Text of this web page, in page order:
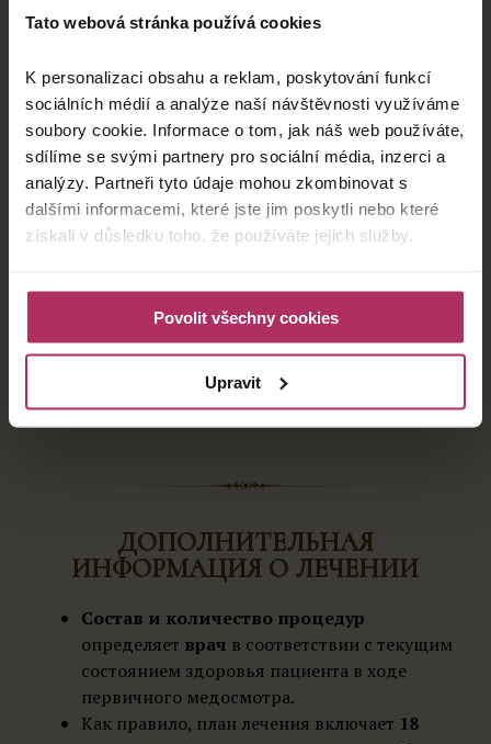
Tato webová stránka používá cookies
K personalizaci obsahu a reklam, poskytování funkcí
sociálních médií a analýze naší návštěvnosti využíváme
soubory cookie. Informace o tom, jak náš web používáte,
sdílíme se svými partnery pro sociální média, inzerci a
analýzy. Partneři tyto údaje mohou zkombinovat s
dalšími informacemi, které jste jim poskytli nebo které
získali v důsledku toho, že používáte jejich služby.
Povolit všechny cookies
Upravit
жемчужная, общая
ванна или
подводный массаж
карбокситерапия
классический /
рефлекторный
массаж, мягкие
техники
ВЫБЕРИТЕ ПРОГРАММУ
ДОПОЛНИТЕЛЬНАЯ
ИНФОРМАЦИЯ О ЛЕЧЕНИИ
Состав и количество процедур
определяет врач в соответствии с текущим
состоянием здоровья пациента в ходе
первичного медосмотра.
Как правило, план лечения включает 18